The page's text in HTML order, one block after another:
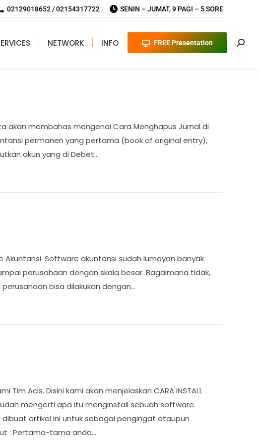
02129018652 / 02154317722 SENIN – JUMAT, 9 PAGI – 5 SORE
NETWORK INFO FREE Presentation
akan membahas mengenai Cara Menghapus Jurnal di
permanen yang pertama (book of original entry),
akun yang di Debet…
Software akuntansi sudah lumayan banyak
perusahaan dengan skala besar. Bagaimana tidak,
bisa dilakukan dengan…
Acis. Disini kami akan menjelaskan CARA INSTALL
mengerti apa itu menginstall sebuah software.
artikel ini untuk sebagai pengingat ataupun
: Pertama-tama anda…